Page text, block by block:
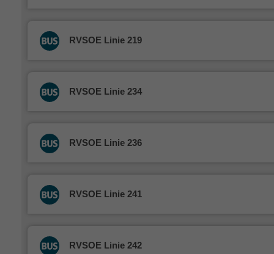
RVSOE Linie 219
RVSOE Linie 234
RVSOE Linie 236
RVSOE Linie 241
RVSOE Linie 242